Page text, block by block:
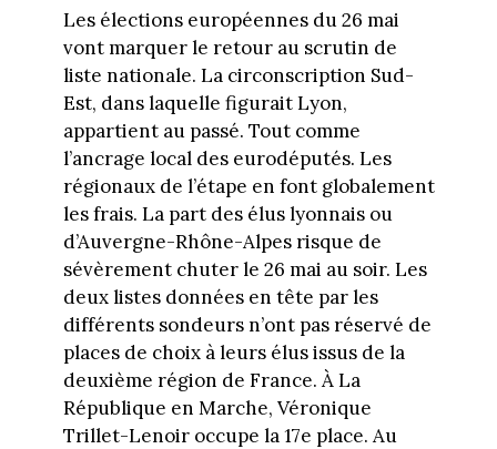
Les élections européennes du 26 mai
vont marquer le retour au scrutin de
liste nationale. La circonscription Sud-
Est, dans laquelle figurait Lyon,
appartient au passé. Tout comme
l’ancrage local des eurodéputés. Les
régionaux de l’étape en font globalement
les frais. La part des élus lyonnais ou
d’Auvergne-Rhône-Alpes risque de
sévèrement chuter le 26 mai au soir. Les
deux listes données en tête par les
différents sondeurs n’ont pas réservé de
places de choix à leurs élus issus de la
deuxième région de France. À La
République en Marche, Véronique
Trillet-Lenoir occupe la 17e place. Au